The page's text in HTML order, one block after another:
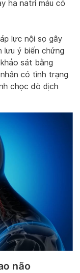
hạ natri máu có
lực nội sọ gây
lưu ý biến chứng
sát bằng
có tình trạng
chọc dò dịch
não